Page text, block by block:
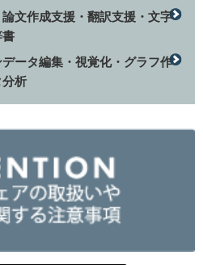
文作成支援・翻訳支援・文字
書
ータ編集・視覚化・グラフ作
析